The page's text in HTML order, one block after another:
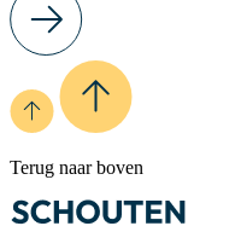
Terug naar boven